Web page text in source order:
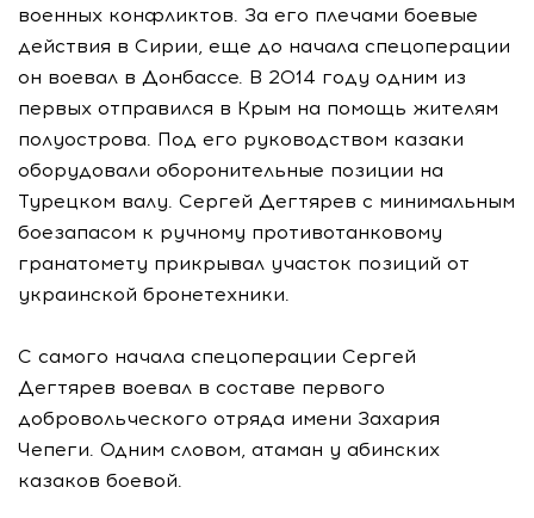
военных конфликтов. За его плечами боевые
действия в Сирии, еще до начала спецоперации
он воевал в Донбассе. В 2014 году одним из
первых отправился в Крым на помощь жителям
полуострова. Под его руководством казаки
оборудовали оборонительные позиции на
Турецком валу. Сергей Дегтярев с минимальным
боезапасом к ручному противотанковому
гранатомету прикрывал участок позиций от
украинской бронетехники.
С самого начала спецоперации Сергей
Дегтярев воевал в составе первого
добровольческого отряда имени Захария
Чепеги. Одним словом, атаман у абинских
казаков боевой.